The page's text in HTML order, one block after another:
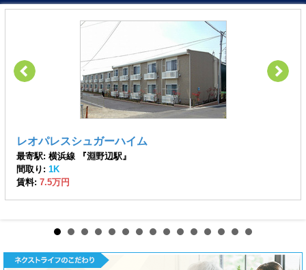
レオパレスシュガーハイム
最寄駅: 横浜線 『淵野辺駅』
間取り: 1K
賃料: 7.5万円